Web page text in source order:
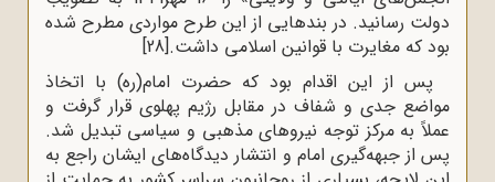
دولت رسانید. در بندهایی از این طرح مواردی مطرح شده
بود که مغایرت با قوانین اسلامی داشت.[28]
پس از این اقدام بود که حضرت امام(ره) با اتخاذ
مواضع جدی و شفاف در مقابل رژیم پهلوی قرار گرفت و
عملاً به مرکز توجه نیروهای مذهبی و سیاسی تبدیل شد.
پس از جبهه‌گیری امام و انتشار دیدگاه‌های ایشان راجع به